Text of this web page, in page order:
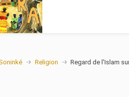
Religion Regard de l'Islam